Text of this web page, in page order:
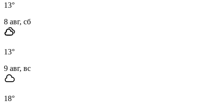
13°
8 авг, сб
13°
9 авг, вс
18°